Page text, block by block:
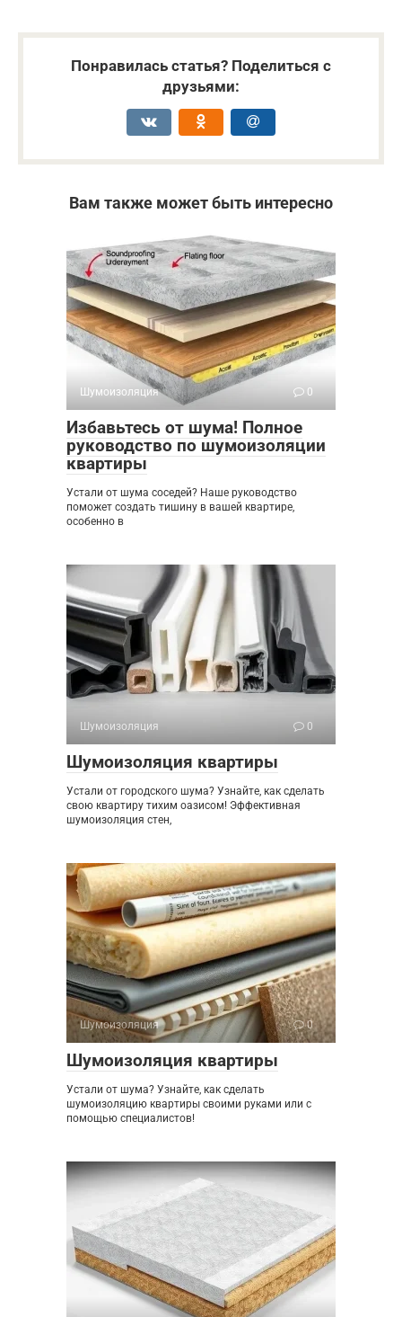
Понравилась статья? Поделиться с
друзьями:
Вам также может быть интересно
Шумоизоляция 0
Избавьтесь от шума! Полное
руководство по шумоизоляции
квартиры
Устали от шума соседей? Наше руководство
поможет создать тишину в вашей квартире,
особенно в
Шумоизоляция 0
Шумоизоляция квартиры
Устали от городского шума? Узнайте, как сделать
свою квартиру тихим оазисом! Эффективная
шумоизоляция стен,
Шумоизоляция 0
Шумоизоляция квартиры
Устали от шума? Узнайте, как сделать
шумоизоляцию квартиры своими руками или с
помощью специалистов!